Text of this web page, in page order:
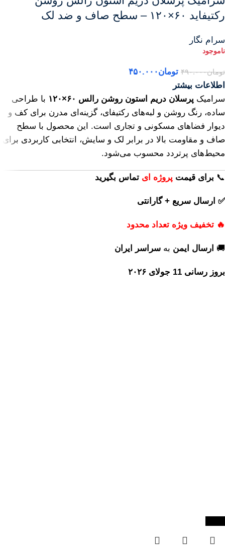
رکتیفاید ۶۰×۱۲۰ – سطح صاف و ضد لک
سرام نگار
تومان۴۹۰.۰۰۰ تومان۴۵۰.۰۰۰
اطلاعات بیشتر
سرامیک پرسلان دریم استون روشن رالس ۶۰×۱۲۰
با طراحی
ساده، رنگ روشن و لبه‌های رکتیفای، گزینه‌ای مدرن برای کف و
دیوار فضاهای مسکونی و تجاری است. این محصول با سطح
صاف و مقاومت بالا در برابر لک و سایش، انتخابی کاربردی برای
محیط‌های پرتردد محسوب می‌شود.
📞 برای قیمت پروژه ای تماس بگیرید
✅ ارسال سریع + گارانتی
🔥 تخفیف ویژه تعداد محدود
🚚 ارسال ایمن به سراسر ایران
بروز رسانی 11 جولای ۲۰۲۶